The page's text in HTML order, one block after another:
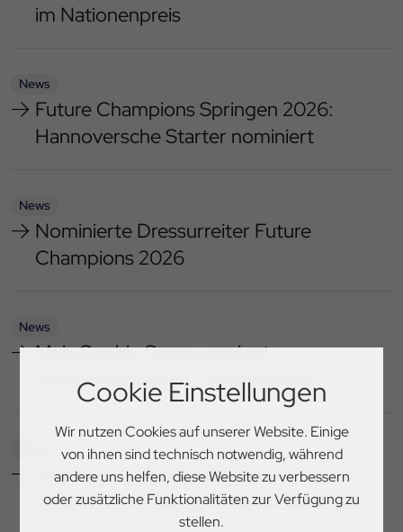
Cookie Einstellungen
Wir nutzen Cookies auf unserer Website. Einige
von ihnen sind technisch notwendig, während
andere uns helfen, diese Website zu verbessern
oder zusätzliche Funktionalitäten zur Verfügung zu
stellen.
im Nationenpreis
News
Future Champions Springen 2026:
Hannoversche Starter nominiert
News
Nominierte Dressurreiter Future
Champions 2026
News
Maja Sophie Sorge gewinnt
Einzelwertung der Jungen Reiter
Nachwuchs-Nationenpreise: Zweimal
Gold in der Dressur, Silber im Springen